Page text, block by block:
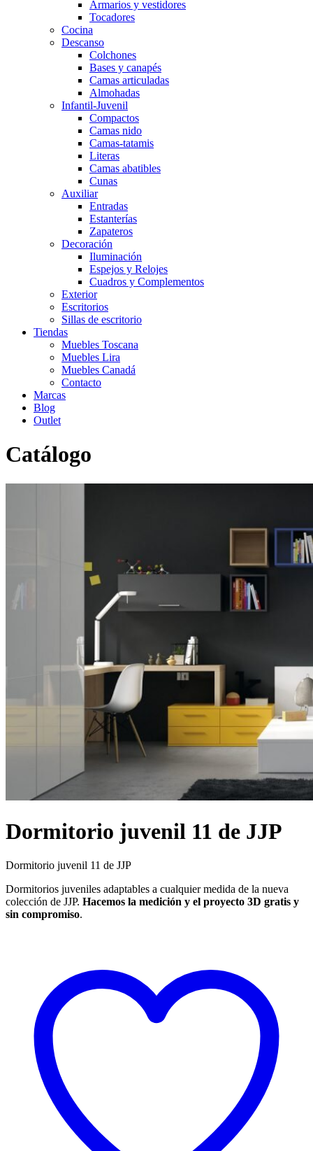
Armarios y vestidores
Tocadores
Cocina
Descanso
Colchones
Bases y canapés
Camas articuladas
Almohadas
Infantil-Juvenil
Compactos
Camas nido
Camas-tatamis
Literas
Camas abatibles
Cunas
Auxiliar
Entradas
Estanterías
Zapateros
Decoración
Iluminación
Espejos y Relojes
Cuadros y Complementos
Exterior
Escritorios
Sillas de escritorio
Tiendas
Muebles Toscana
Muebles Lira
Muebles Canadá
Contacto
Marcas
Blog
Outlet
Catálogo
Dormitorio juvenil 11 de JJP
Dormitorio juvenil 11 de JJP
Dormitorios juveniles adaptables a cualquier medida de la nueva
colección de JJP. Hacemos la medición y el proyecto 3D gratis y
sin compromiso.